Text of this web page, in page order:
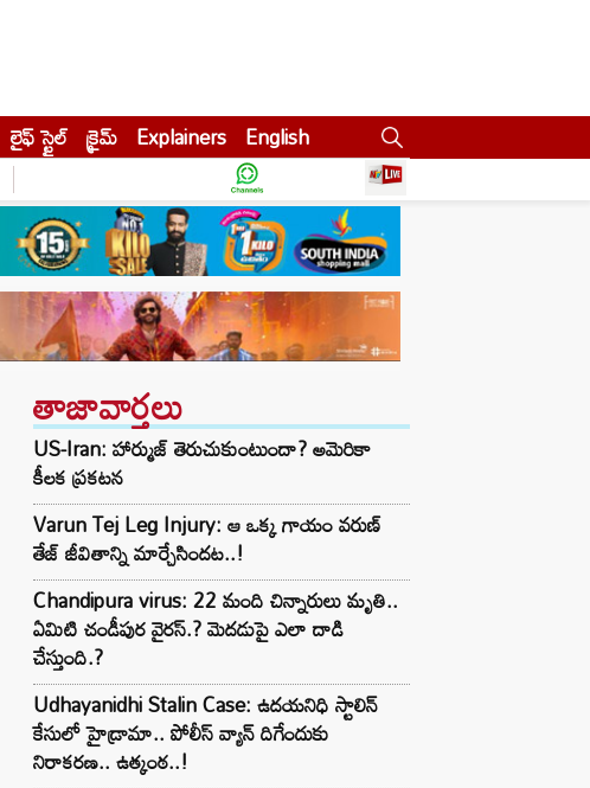
లైఫ్ స్టైల్ క్రైమ్ Explainers English
తాజావార్తలు
US-Iran: హార్ముజ్ తెరుచుకుంటుందా? అమెరికా
కీలక ప్రకటన
Varun Tej Leg Injury: ఆ ఒక్క గాయం వరుణ్
తేజ్ జీవితాన్ని మార్చేసిందట..!
Chandipura virus: 22 మంది చిన్నారులు మృతి..
ఏమిటి చండీపుర వైరస్.? మెదడుపై ఎలా దాడి
చేస్తుంది.?
Udhayanidhi Stalin Case: ఉదయనిధి స్టాలిన్
కేసులో హైడ్రామా.. పోలీస్ వ్యాన్ దిగేందుకు
నిరాకరణ.. ఉత్కంఠ..!